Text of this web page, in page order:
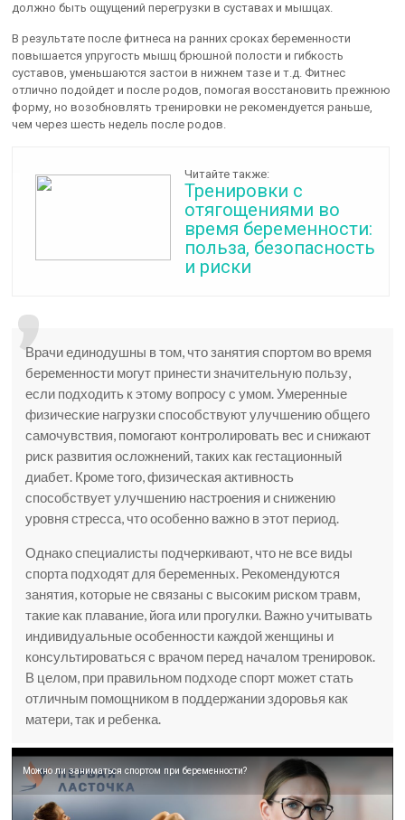
должно быть ощущений перегрузки в суставах и мышцах.
В результате после фитнеса на ранних сроках беременности
повышается упругость мышц брюшной полости и гибкость
суставов, уменьшаются застои в нижнем тазе и т.д. Фитнес
отлично подойдет и после родов, помогая восстановить прежнюю
форму, но возобновлять тренировки не рекомендуется раньше,
чем через шесть недель после родов.
Читайте также:
Тренировки с
отягощениями во
время беременности:
польза, безопасность
и риски
Врачи единодушны в том, что занятия спортом во время
беременности могут принести значительную пользу,
если подходить к этому вопросу с умом. Умеренные
физические нагрузки способствуют улучшению общего
самочувствия, помогают контролировать вес и снижают
риск развития осложнений, таких как гестационный
диабет. Кроме того, физическая активность
способствует улучшению настроения и снижению
уровня стресса, что особенно важно в этот период.
Однако специалисты подчеркивают, что не все виды
спорта подходят для беременных. Рекомендуются
занятия, которые не связаны с высоким риском травм,
такие как плавание, йога или прогулки. Важно учитывать
индивидуальные особенности каждой женщины и
консультироваться с врачом перед началом тренировок.
В целом, при правильном подходе спорт может стать
отличным помощником в поддержании здоровья как
матери, так и ребенка.
Можно ли заниматься спортом при беременности?